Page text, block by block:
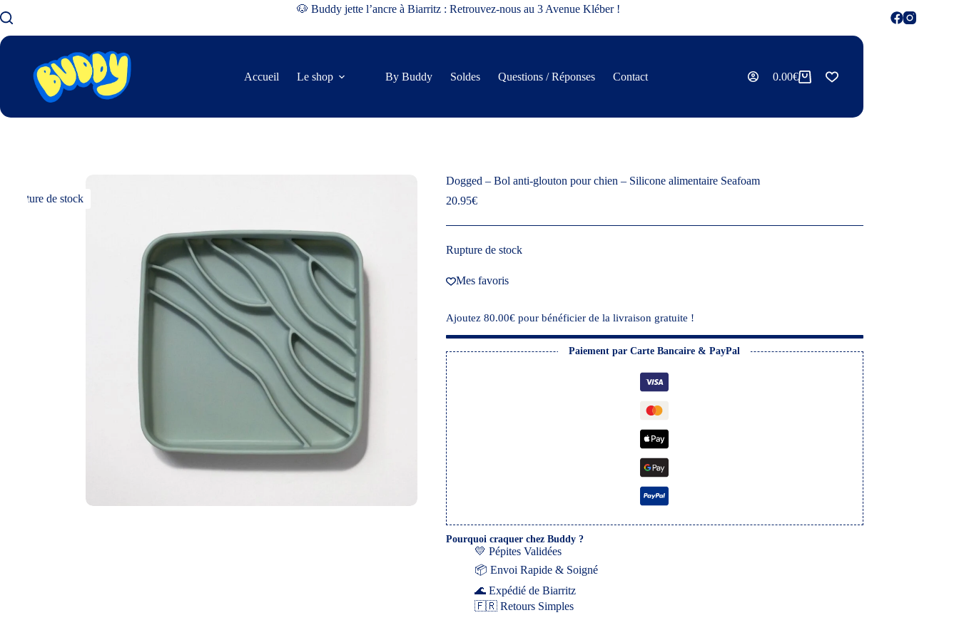
🐶 Buddy jette l’ancre à Biarritz : Retrouvez-nous au 3 Avenue Kléber !
Accueil Le shop By Buddy Soldes Questions / Réponses Contact 0.00€
Rupture de stock
Dogged – Bol anti-glouton pour chien – Silicone alimentaire Seafoam
20.95€
Rupture de stock
Mes favoris
Ajoutez 80.00€pour bénéficier de la livraison gratuite !
Paiement par Carte Bancaire & PayPal
Pourquoi craquer chez Buddy ?
💛 Pépites Validées
📦 Envoi Rapide & Soigné
🌊 Expédié de Biarritz
🇫🇷 Retours Simples